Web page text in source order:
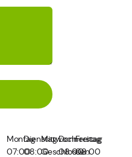
Montag
07:00
Dienstag
08:00
Mittwoch
Geschlossen
Donnerstag
08:00
Freitag
08:00